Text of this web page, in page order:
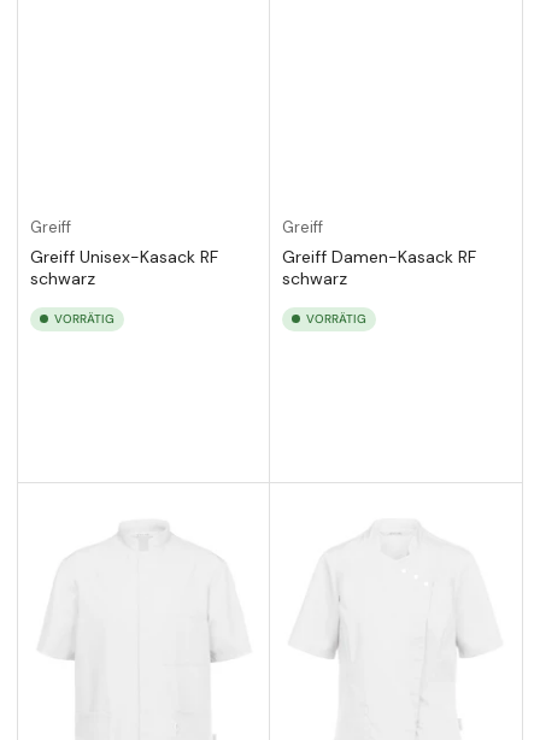
Greiff
Greiff Unisex-Kasack RF
schwarz
VORRÄTIG
Greiff
Greiff Damen-Kasack RF
schwarz
VORRÄTIG